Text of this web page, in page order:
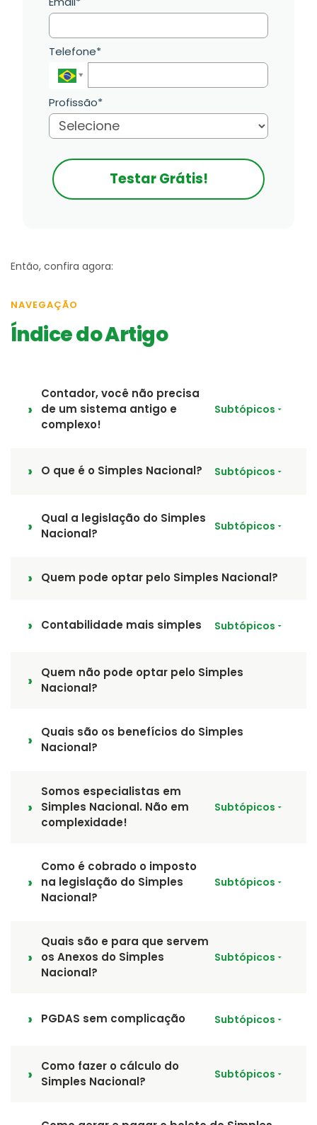
Telefone*
Profissão*
Testar Grátis!
Então, confira agora:
NAVEGAÇÃO
Índice do Artigo
Contador, você não precisa
de um sistema antigo e
complexo!
Subtópicos
O que é o Simples Nacional? Subtópicos
Qual a legislação do Simples
Nacional?
Subtópicos
Quem pode optar pelo Simples Nacional?
Contabilidade mais simples Subtópicos
Quem não pode optar pelo Simples
Nacional?
Quais são os benefícios do Simples
Nacional?
Somos especialistas em
Simples Nacional. Não em
complexidade!
Subtópicos
Como é cobrado o imposto
na legislação do Simples
Nacional?
Subtópicos
Quais são e para que servem
os Anexos do Simples
Nacional?
Subtópicos
PGDAS sem complicação Subtópicos
Como fazer o cálculo do
Simples Nacional?
Subtópicos